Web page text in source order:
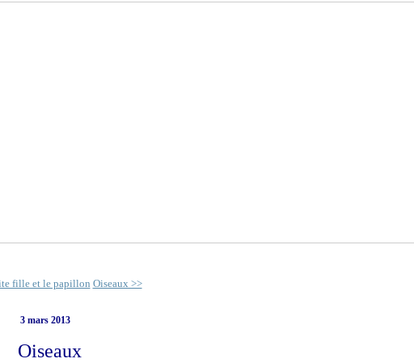
fille et le papillon Oiseaux >>
3 mars 2013
Oiseaux